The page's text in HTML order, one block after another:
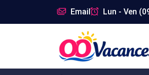
Email Lun - Ven